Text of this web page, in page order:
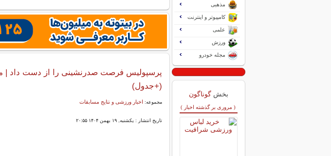
پرسپولیس فرصت صدرنشینی را از دست داد |
(+جدول)
مجموعه: اخبار ورزشی و نتایج مسابقات
تاریخ انتشار : یکشنبه, ۱۹ بهمن ۱۴۰۴ ۲۰:۵۵
مذهبی
کامپیوتر و اینترنت
علمی
ورزش
مجله خودرو
بخش گوناگون
( مروری بر گذشته اخبار )